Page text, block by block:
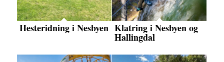
Hesteridning i Nesbyen Klatring i Nesbyen og
Hallingdal